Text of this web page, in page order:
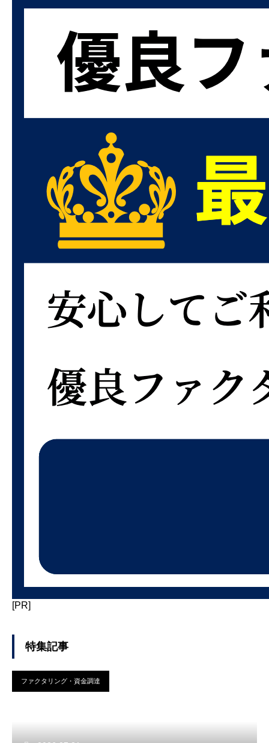
[PR]
特集記事
ファクタリング・資金調達